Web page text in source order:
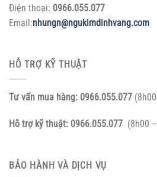
Điện thoại: 0966.055.077
Email:nhungn@ngukimdinhvang.com
HỖ TRỢ KỸ THUẬT
Tư vấn mua hàng: 0966.055.077
Hỗ trợ kỹ thuật: 0966.055.077 (8h00
BẢO HÀNH VÀ DỊCH VỤ